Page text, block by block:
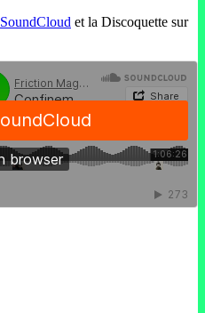
SoundCloud et la Discoquette sur